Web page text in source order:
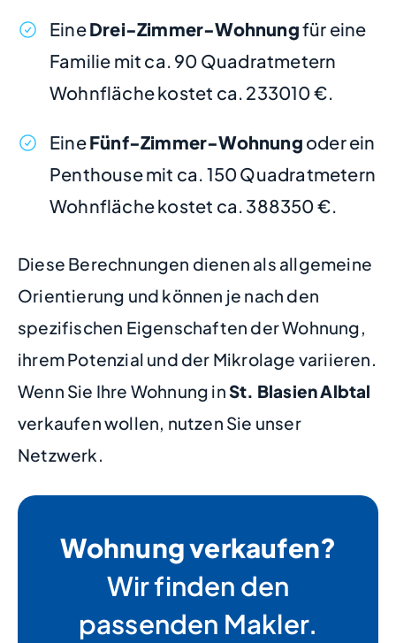
EineDrei-Zimmer-Wohnungfür eine
Familie mit ca. 90 Quadratmetern
Wohnfläche kostet ca. 233010 €.
EineFünf-Zimmer-Wohnung oder ein
Penthouse mit ca. 150 Quadratmetern
Wohnfläche kostet ca. 388350 €.
Diese Berechnungen dienen als allgemeine
Orientierung und können je nach den
spezifischen Eigenschaften der Wohnung,
ihrem Potenzial und der Mikrolage variieren.
Wenn Sie Ihre Wohnung inSt. Blasien Albtal
verkaufen wollen, nutzen Sie unser
Netzwerk.
Wohnung verkaufen?
Wir finden den
passenden Makler.